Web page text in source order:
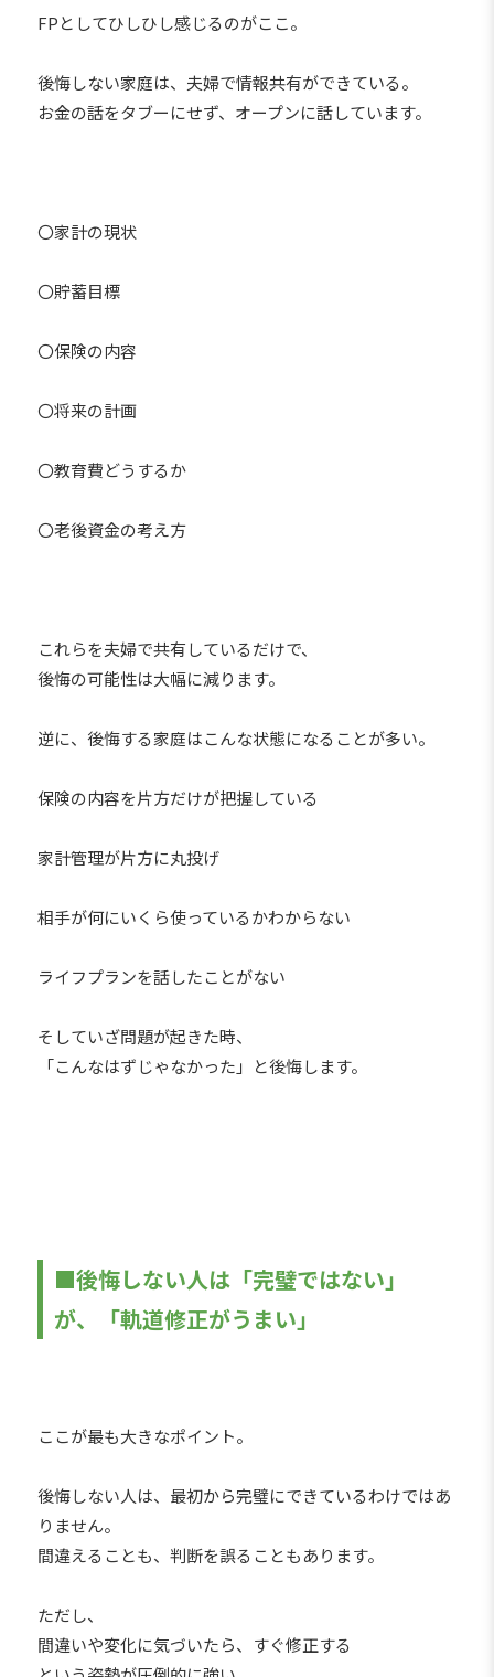
FPとしてひしひし感じるのがここ。
後悔しない家庭は、夫婦で情報共有ができている。
お金の話をタブーにせず、オープンに話しています。
〇家計の現状
〇貯蓄目標
〇保険の内容
〇将来の計画
〇教育費どうするか
〇老後資金の考え方
これらを夫婦で共有しているだけで、
後悔の可能性は大幅に減ります。
逆に、後悔する家庭はこんな状態になることが多い。
保険の内容を片方だけが把握している
家計管理が片方に丸投げ
相手が何にいくら使っているかわからない
ライフプランを話したことがない
そしていざ問題が起きた時、
「こんなはずじゃなかった」と後悔します。
■後悔しない人は「完璧ではない」
が、「軌道修正がうまい」
ここが最も大きなポイント。
後悔しない人は、最初から完璧にできているわけではあ
りません。
間違えることも、判断を誤ることもあります。
ただし、
間違いや変化に気づいたら、すぐ修正する